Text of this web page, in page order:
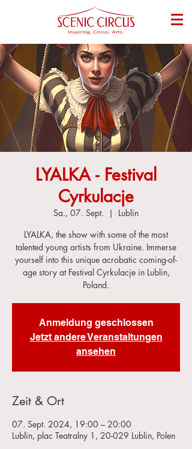
LYALKA - Festival
Cyrkulacje
Sa., 07. Sept.
  |
Lublin
LYALKA, the show with some of the most
talented young artists from Ukraine. Immerse
yourself into this unique acrobatic coming-of-
age story at Festival Cyrkulacje in Lublin,
Poland.
Anmeldung geschlossen
Jetzt andere Veranstaltungen
ansehen
Zeit & Ort
07. Sept. 2024, 19:00 – 20:00
Lublin, plac Teatralny 1, 20-029 Lublin, Polen